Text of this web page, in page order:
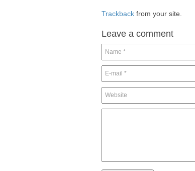
Trackback from your site.
Leave a comment